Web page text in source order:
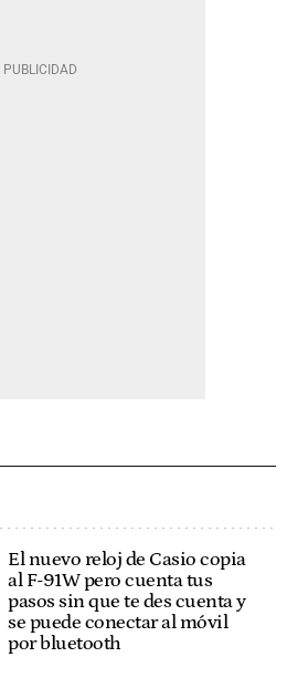
El nuevo reloj de Casio copia
al F-91W pero cuenta tus
pasos sin que te des cuenta y
se puede conectar al móvil
por bluetooth